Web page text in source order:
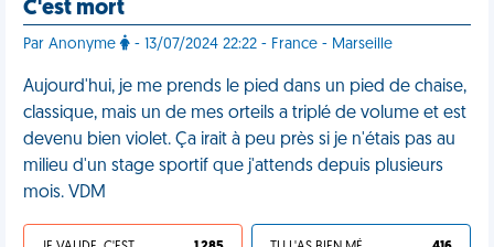
C'est mort
Par Anonyme - 13/07/2024 22:22 - France - Marseille
Aujourd'hui, je me prends le pied dans un pied de chaise,
classique, mais un de mes orteils a triplé de volume et est
devenu bien violet. Ça irait à peu près si je n'étais pas au
milieu d'un stage sportif que j'attends depuis plusieurs
mois. VDM